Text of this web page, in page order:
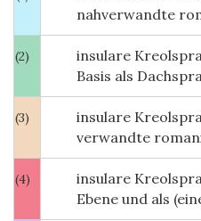
nahverwandte
(2)
insulare
Basis als
(3)
insulare
verwandte
(4)
insulare
Ebene und als